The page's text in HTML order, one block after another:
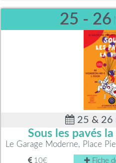
25 - 26
25 & 26
Sous les pavés
Le Garage Moderne, Place
10€ Fiche